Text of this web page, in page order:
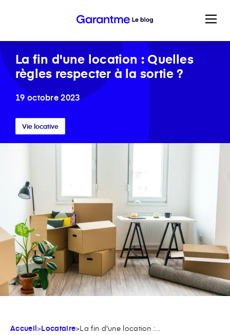
La fin d'une location : Quelles
règles respecter à la sortie ?
19 octobre 2023
Vie locative
Accueil>Locataire>La fin d'une location :...